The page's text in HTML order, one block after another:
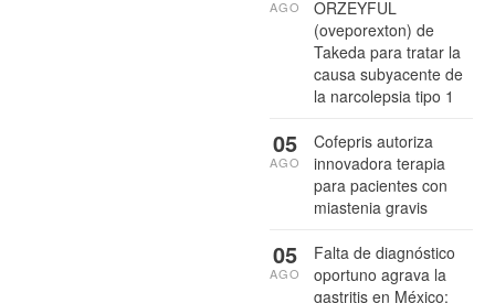
ORZEYFUL
(oveporexton) de
Takeda para tratar la
causa subyacente de
la narcolepsia tipo 1
AGO
Cofepris autoriza
innovadora terapia
para pacientes con
miastenia gravis
05
AGO
Falta de diagnóstico
oportuno agrava la
gastritis en México:
05
AGO